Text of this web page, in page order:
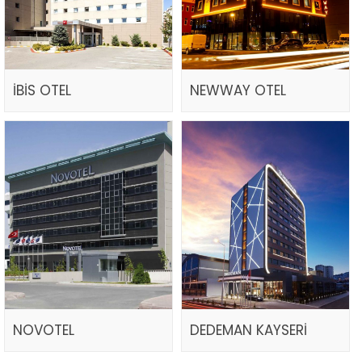
İBİS OTEL NEWWAY OTEL
NOVOTEL DEDEMAN KAYSERİ